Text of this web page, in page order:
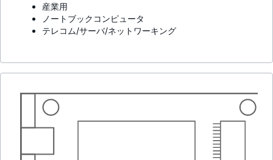
産業用
ノートブックコンピュータ
テレコム/サーバ/ネットワーキング